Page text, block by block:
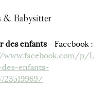
& Babysitter
des enfants - Facebook :
p/L
enfants-